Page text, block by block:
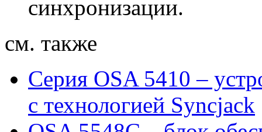
синхронизации.
см. также
Серия OSA 5410 –
с технологией Syncjack